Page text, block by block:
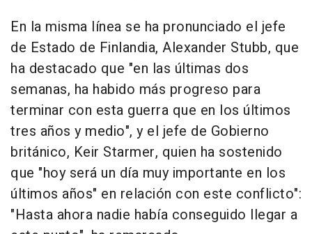
En la misma línea se ha pronunciado el jefe
de Estado de Finlandia, Alexander Stubb, que
ha destacado que "en las últimas dos
semanas, ha habido más progreso para
terminar con esta guerra que en los últimos
tres años y medio", y el jefe de Gobierno
británico, Keir Starmer, quien ha sostenido
que "hoy será un día muy importante en los
últimos años" en relación con este conflicto":
"Hasta ahora nadie había conseguido llegar a